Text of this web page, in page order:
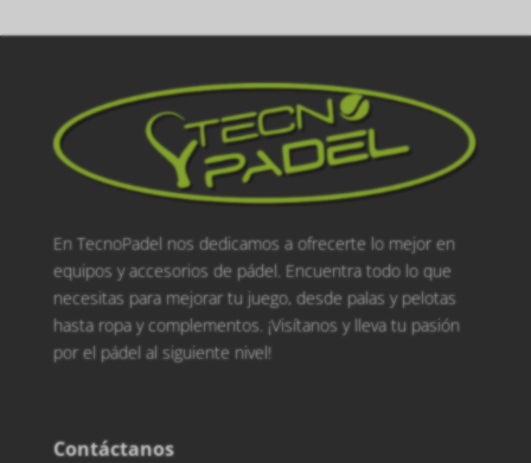
En TecnoPadel nos dedicamos a ofrecerte lo mejor en
equipos y accesorios de pádel. Encuentra todo lo que
necesitas para mejorar tu juego, desde palas y pelotas
hasta ropa y complementos. ¡Visítanos y lleva tu pasión
por el pádel al siguiente nivel!
Contáctanos